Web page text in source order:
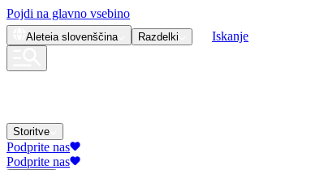
Pojdi na glavno vsebino
Aleteia slovenščina Razdelki Iskanje
Storitve
Podprite nas
Podprite nas